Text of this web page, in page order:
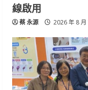
線啟用
蔡 永源 2026 年 8 月